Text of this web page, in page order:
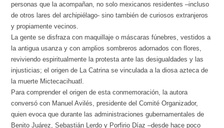
personas que la acompañan, no solo mexicanos residentes –incluso
de otros lares del archipiélago- sino también de curiosos extranjeros
y propiamente vecinos.
La gente se disfraza con maquillaje o máscaras fúnebres, vestidos a
la antigua usanza y con amplios sombreros adornados con flores,
reviviendo espiritualmente la protesta ante las desigualdades y las
injusticias; el origen de La Catrina se vinculada a la diosa azteca de
la muerte Mictecacihuatl.
Para comprender el origen de esta conmemoración, la autora
conversó con Manuel Avilés, presidente del Comité Organizador,
quien evoca que durante las administraciones gubernamentales de
Benito Juárez, Sebastián Lerdo y Porfirio Díaz –desde hace poco